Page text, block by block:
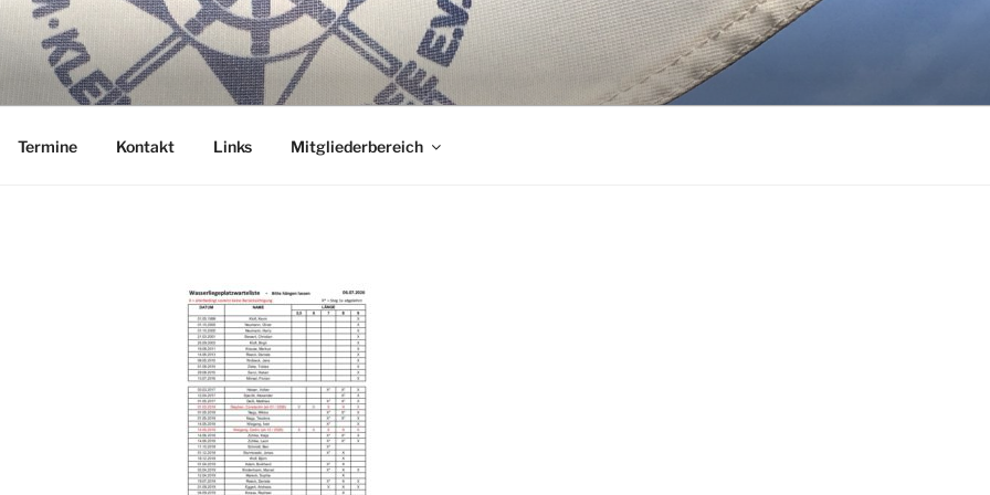
WANNSEE E.V.
Kiel.
Termine Kontakt Links Mitgliederbereich